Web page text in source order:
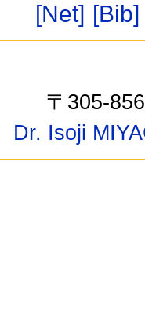
[Net] [Bib]
〒305-
Dr. Isoji